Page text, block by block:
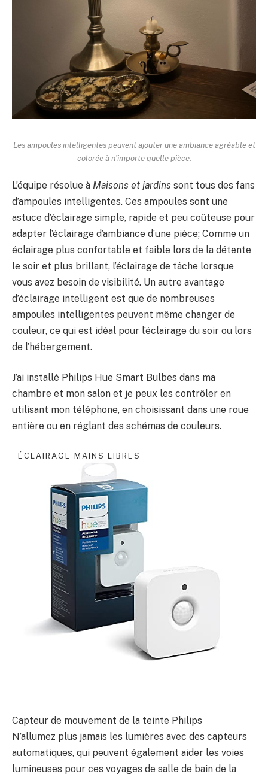
Les ampoules intelligentes peuvent ajouter une ambiance agréable et
colorée à n’importe quelle pièce.
L’équipe résolue à Maisons et jardins sont tous des fans
d’ampoules intelligentes. Ces ampoules sont une
astuce d’éclairage simple, rapide et peu coûteuse pour
adapter l’éclairage d’ambiance d’une pièce; Comme un
éclairage plus confortable et faible lors de la détente
le soir et plus brillant, l’éclairage de tâche lorsque
vous avez besoin de visibilité. Un autre avantage
d’éclairage intelligent est que de nombreuses
ampoules intelligentes peuvent même changer de
couleur, ce qui est idéal pour l’éclairage du soir ou lors
de l’hébergement.
J’ai installé Philips Hue Smart Bulbes dans ma
chambre et mon salon et je peux les contrôler en
utilisant mon téléphone, en choisissant dans une roue
entière ou en réglant des schémas de couleurs.
ÉCLAIRAGE MAINS LIBRES
Capteur de mouvement de la teinte Philips
N’allumez plus jamais les lumières avec des capteurs
automatiques, qui peuvent également aider les voies
lumineuses pour ces voyages de salle de bain de la